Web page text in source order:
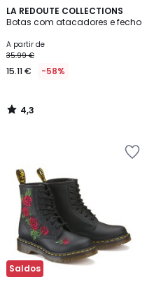
LA REDOUTE COLLECTIONS
Botas com atacadores e fecho
A partir de
35.99 €
15.11 € -58%
4,3
/ 5
4,3
/
Saldos